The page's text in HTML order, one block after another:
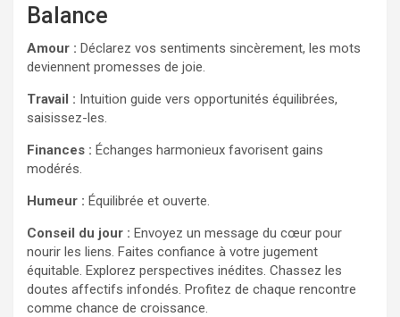
Balance
Amour : Déclarez vos sentiments sincèrement, les mots
deviennent promesses de joie.
Travail : Intuition guide vers opportunités équilibrées,
saisissez-les.
Finances : Échanges harmonieux favorisent gains
modérés.
Humeur : Équilibrée et ouverte.
Conseil du jour : Envoyez un message du cœur pour
nourir les liens. Faites confiance à votre jugement
équitable. Explorez perspectives inédites. Chassez les
doutes affectifs infondés. Profitez de chaque rencontre
comme chance de croissance.